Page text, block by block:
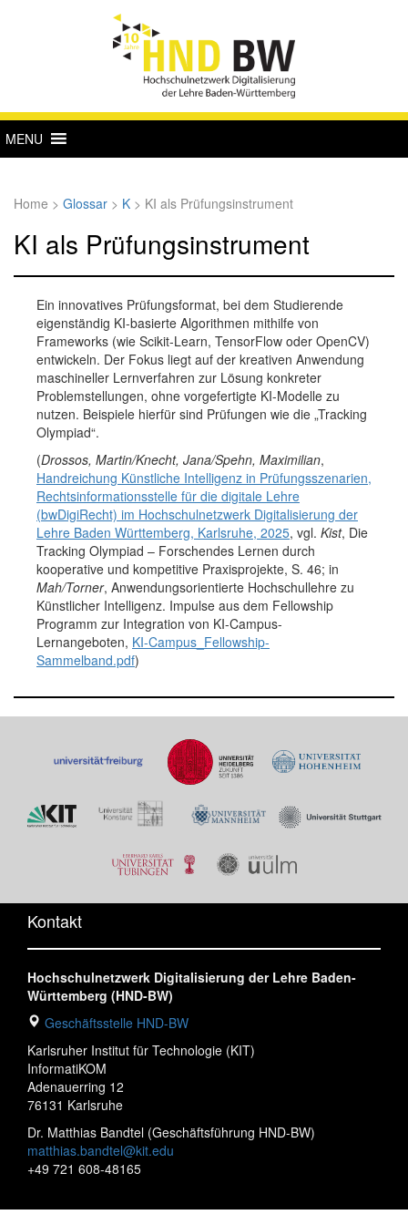
MENU
Home > Glossar > K > KI als Prüfungsinstrument
KI als Prüfungsinstrument
Ein innovatives Prüfungsformat, bei dem Studierende
eigenständig KI-basierte Algorithmen mithilfe von
Frameworks (wie Scikit-Learn, TensorFlow oder OpenCV)
entwickeln. Der Fokus liegt auf der kreativen Anwendung
maschineller Lernverfahren zur Lösung konkreter
Problemstellungen, ohne vorgefertigte KI-Modelle zu
nutzen. Beispiele hierfür sind Prüfungen wie die „Tracking
Olympiad“.
(Drossos, Martin/Knecht, Jana/Spehn, Maximilian,
Handreichung Künstliche Intelligenz in Prüfungsszenarien,
Rechtsinformationsstelle für die digitale Lehre
(bwDigiRecht) im Hochschulnetzwerk Digitalisierung der
Lehre Baden Württemberg, Karlsruhe, 2025, vgl. Kist, Die
Tracking Olympiad – Forschendes Lernen durch
kooperative und kompetitive Praxisprojekte, S. 46; in
Mah/Torner, Anwendungsorientierte Hochschullehre zu
Künstlicher Intelligenz. Impulse aus dem Fellowship
Programm zur Integration von KI-Campus-
Lernangeboten, KI-Campus_Fellowship-
Sammelband.pdf)
Kontakt
Hochschulnetzwerk Digitalisierung der Lehre Baden-
Württemberg (HND-BW)
Geschäftsstelle HND-BW
Karlsruher Institut für Technologie (KIT)
InformatiKOM
Adenauerring 12
76131 Karlsruhe
Dr. Matthias Bandtel (Geschäftsführung HND-BW)
matthias.bandtel@kit.edu
+49 721 608-48165